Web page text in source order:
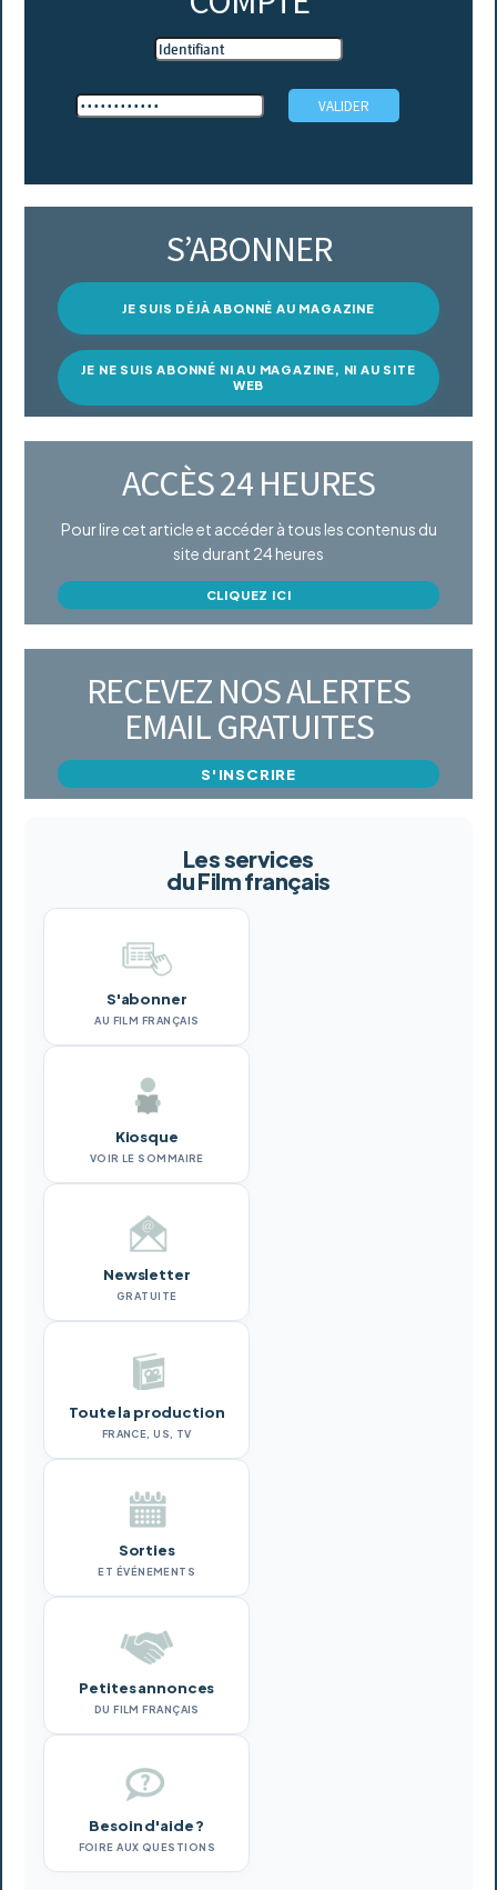
S’ABONNER
JE SUIS DÉJÀ ABONNÉ AU MAGAZINE
JE NE SUIS ABONNÉ NI AU MAGAZINE, NI AU SITE
WEB
ACCÈS 24 HEURES
Pour lire cet article et accéder à tous les contenus du
site durant 24 heures
CLIQUEZ ICI
RECEVEZ NOS ALERTES
EMAIL GRATUITES
S'INSCRIRE
Les services
du Film français
S'abonner
AU FILM FRANÇAIS
Kiosque
VOIR LE SOMMAIRE
Newsletter
GRATUITE
Toute la production
FRANCE, US, TV
Sorties
ET ÉVÉNEMENTS
Petites annonces
DU FILM FRANÇAIS
Besoin d'aide ?
FOIRE AUX QUESTIONS